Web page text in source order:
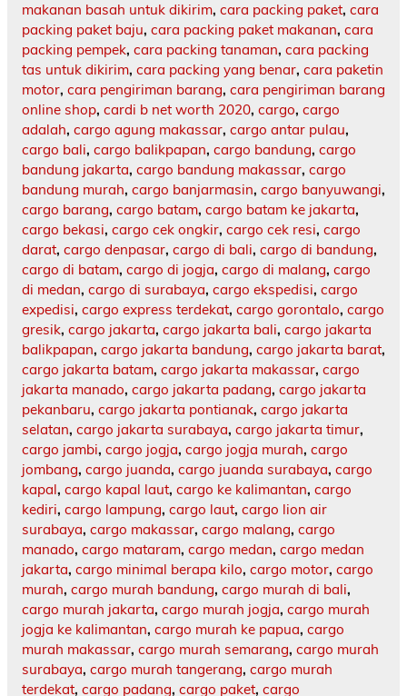
makanan basah untuk dikirim, cara packing paket, cara
packing paket baju, cara packing paket makanan, cara
packing pempek, cara packing tanaman, cara packing
tas untuk dikirim, cara packing yang benar, cara paketin
motor, cara pengiriman barang, cara pengiriman barang
online shop, cardi b net worth 2020, cargo, cargo
adalah, cargo agung makassar, cargo antar pulau,
cargo bali, cargo balikpapan, cargo bandung, cargo
bandung jakarta, cargo bandung makassar, cargo
bandung murah, cargo banjarmasin, cargo banyuwangi,
cargo barang, cargo batam, cargo batam ke jakarta,
cargo bekasi, cargo cek ongkir, cargo cek resi, cargo
darat, cargo denpasar, cargo di bali, cargo di bandung,
cargo di batam, cargo di jogja, cargo di malang, cargo
di medan, cargo di surabaya, cargo ekspedisi, cargo
expedisi, cargo express terdekat, cargo gorontalo, cargo
gresik, cargo jakarta, cargo jakarta bali, cargo jakarta
balikpapan, cargo jakarta bandung, cargo jakarta barat,
cargo jakarta batam, cargo jakarta makassar, cargo
jakarta manado, cargo jakarta padang, cargo jakarta
pekanbaru, cargo jakarta pontianak, cargo jakarta
selatan, cargo jakarta surabaya, cargo jakarta timur,
cargo jambi, cargo jogja, cargo jogja murah, cargo
jombang, cargo juanda, cargo juanda surabaya, cargo
kapal, cargo kapal laut, cargo ke kalimantan, cargo
kediri, cargo lampung, cargo laut, cargo lion air
surabaya, cargo makassar, cargo malang, cargo
manado, cargo mataram, cargo medan, cargo medan
jakarta, cargo minimal berapa kilo, cargo motor, cargo
murah, cargo murah bandung, cargo murah di bali,
cargo murah jakarta, cargo murah jogja, cargo murah
jogja ke kalimantan, cargo murah ke papua, cargo
murah makassar, cargo murah semarang, cargo murah
surabaya, cargo murah tangerang, cargo murah
terdekat, cargo padang, cargo paket, cargo